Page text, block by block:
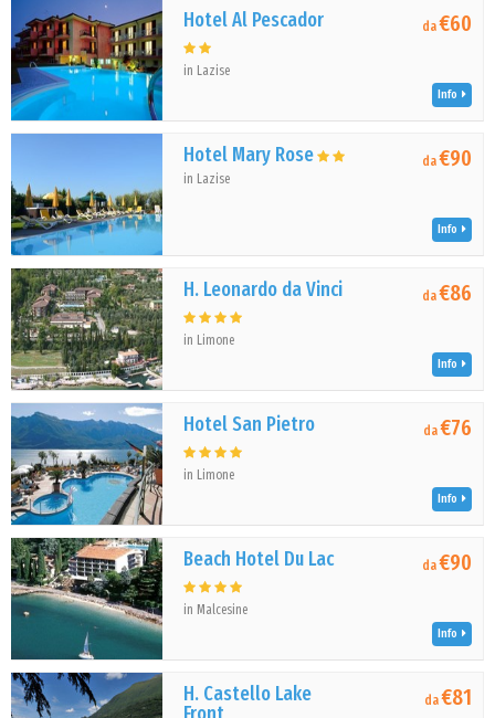
Hotel Al Pescador
in Lazise
da€60
Info
Hotel Mary Rose
in Lazise
da€90
Info
H. Leonardo da Vinci
in Limone
da€86
Info
Hotel San Pietro
in Limone
da€76
Info
Beach Hotel Du Lac
in Malcesine
da€90
Info
H. Castello Lake
da€81